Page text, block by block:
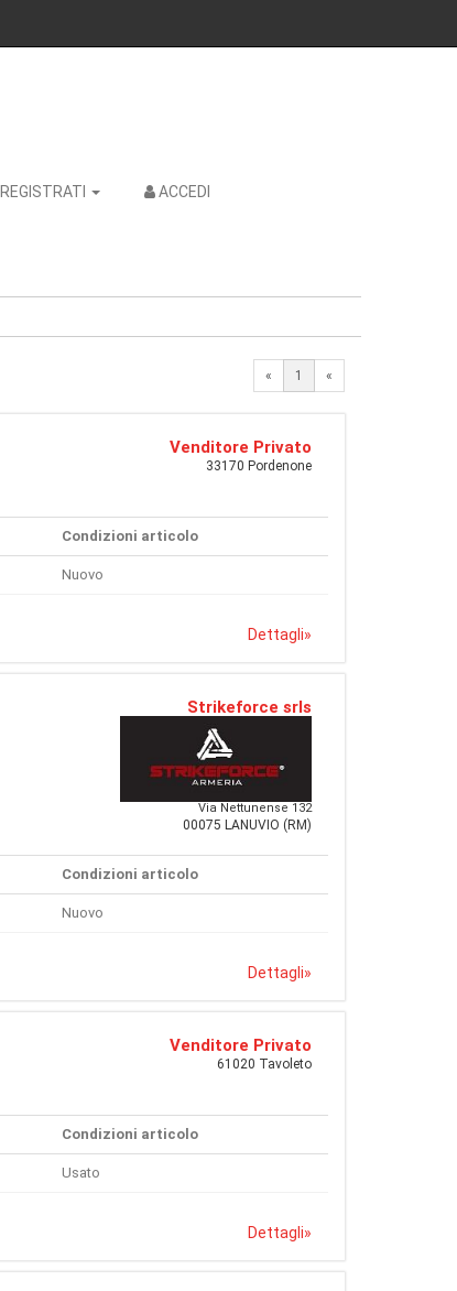
REGISTRATI ACCEDI
« 1 «
Venditore Privato
33170 Pordenone
Condizioni articolo
Nuovo
Dettagli»
Strikeforce srls
Via Nettunense 132
00075 LANUVIO (RM)
Condizioni articolo
Nuovo
Dettagli»
Venditore Privato
61020 Tavoleto
Condizioni articolo
Usato
Dettagli»